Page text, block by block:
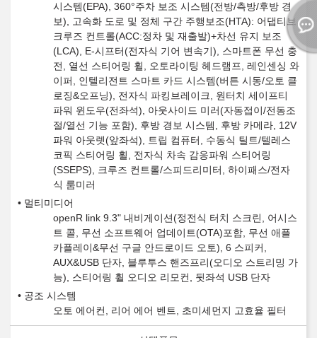
시스템(EPA), 360°주차 보조 시스템(전방/측방/후방 경
보), 고속화 도로 및 정체 구간 주행보조(HTA): 어댑티브
크루즈 컨트롤(ACC:정차 및 재출발)+차선 유지 보조
(LCA), E-시프터(전자식 기어 변속기), 스마트폰 무선 충
전, 열선 스티어링 휠, 오토라이팅 헤드램프, 레인센싱 와
이퍼, 인텔리전트 스마트 카드 시스템(버튼 시동/오토 클
로징&오프닝), 전자식 파킹브레이크, 원터치 세이프티
파워 윈도우(전좌석), 아웃사이드 미러(자동접이/전동조
절/열선 기능 포함), 후방 경보 시스템, 후방 카메라, 12V
파워 아웃렛(앞좌석), 트립 컴퓨터, 수동식 틸트/텔레스
코픽 스티어링 휠, 전자식 차속 감응파워 스티어링
(SSEPS), 크루즈 컨트롤/스피드리미터, 하이패스/전자
식 룸미러
멀티미디어
openR link 9.3" 내비게이션(정전식 터치 스크린, 어시스
트 콜, 무선 소프트웨어 업데이트(OTA)포함, 무선 애플
카플레이&무선 구글 안드로이드 오토), 6 스피커,
AUX&USB 단자, 블루투스 핸즈프리(오디오 스트리밍 가
능), 스티어링 휠 오디오 리모컨, 뒷좌석 USB 단자
공조 시스템
오토 에어컨, 리어 에어 벤트, 초미세먼지 고효율 필터